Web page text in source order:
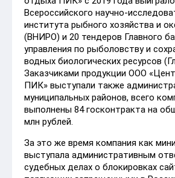
Всероссийского научно-
института рыбного хозяйства и
(ВНИРО) и 20 тендеров Главного
управления по рыболовству и
водных биологических ресурсов
Заказчиками продукции ООО
ПИК» выступали также
муниципальных районов, всего
выполнены 84 госконтракта на
млн рублей.
За это же время компания как
выступала административным
судебных делах о блокировках